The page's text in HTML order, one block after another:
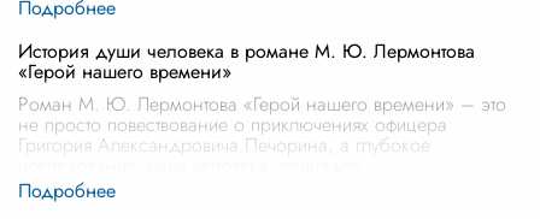
История души человека в романе М. Ю. Лермонтова
«Герой нашего времени»
Роман М. Ю. Лермонтова «Герой нашего времени» – это
не просто повествование о приключениях офицера
Григория Александровича Печорина, а глубокое